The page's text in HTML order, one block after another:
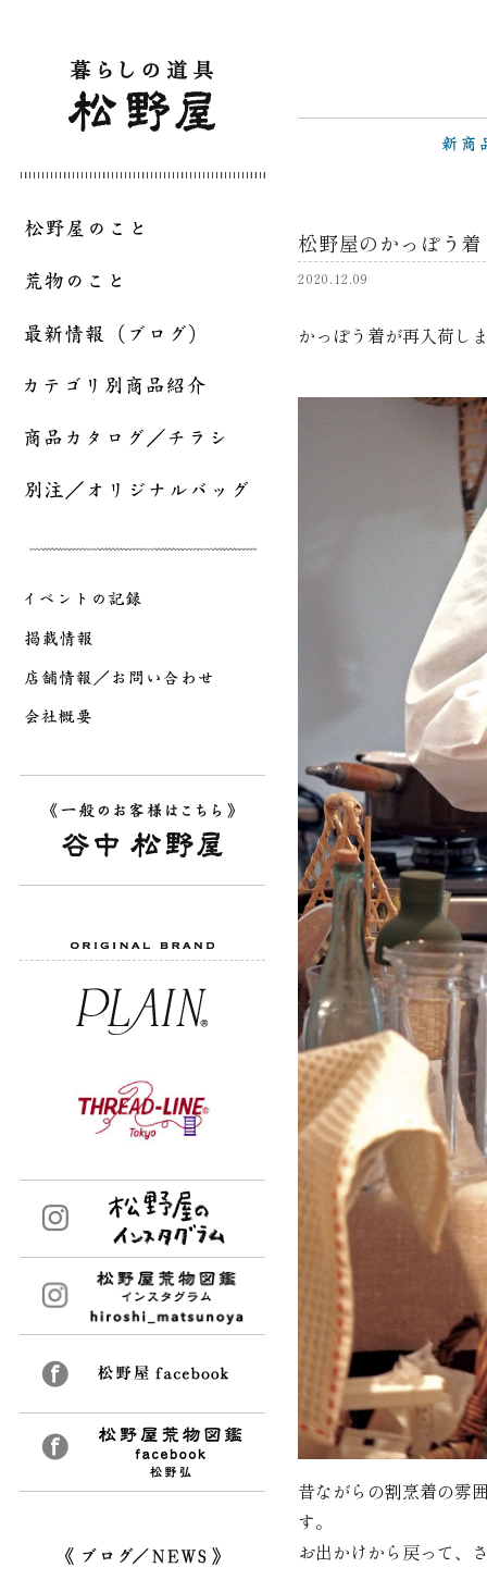
松野屋のかっぽう着
2020.12.09
かっぽう着が再入荷し
昔ながらの割烹着の雰
す。
お出かけから戻って、